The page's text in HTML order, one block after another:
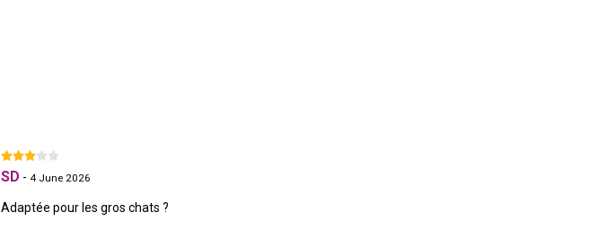
SD - 4 June 2026
Adaptée pour les gros chats ?